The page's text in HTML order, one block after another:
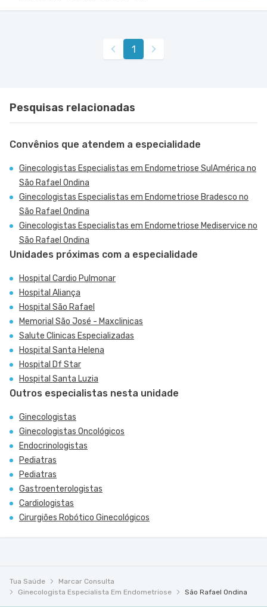
Centro Médico São Rafael - Unidade São Marcos
Rua Sao Rafael nr. 2152 - Sao Marcos, Salvador -
1
Pesquisas relacionadas
Convênios que atendem a especialidade
Ginecologistas Especialistas em Endometriose SulAmérica no
São Rafael Ondina
Ginecologistas Especialistas em Endometriose Bradesco no
São Rafael Ondina
Ginecologistas Especialistas em Endometriose Mediservice no
São Rafael Ondina
Unidades próximas com a especialidade
Hospital Cardio Pulmonar
Hospital Aliança
Hospital São Rafael
Memorial São José - Maxclinicas
Salute Clinicas Especializadas
Hospital Santa Helena
Hospital Df Star
Hospital Santa Luzia
Outros especialistas nesta unidade
Ginecologistas
Ginecologistas Oncológicos
Endocrinologistas
Pediatras
Pediatras
Gastroenterologistas
Cardiologistas
Cirurgiões Robótico Ginecológicos
Tua Saúde
Marcar Consulta
Ginecologista Especialista Em Endometriose
São Rafael Ondina